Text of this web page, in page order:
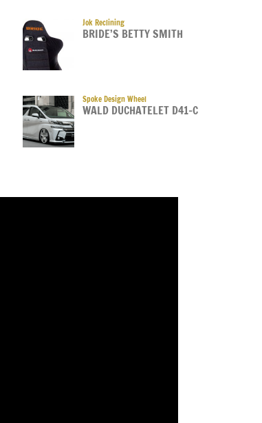
Jok Reclining
BRIDE’S BETTY SMITH
Spoke Design Wheel
WALD DUCHATELET D41-C